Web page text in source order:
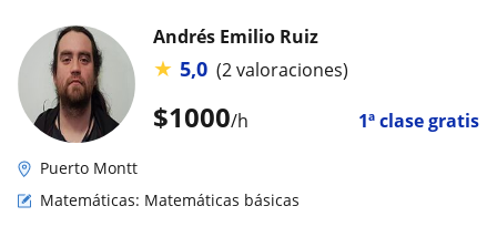
$1000/h 1ª clase gratis
Andrés Emilio Ruiz
★ 5,0 (2 valoraciones)
Puerto Montt
Matemáticas: Matemáticas básicas